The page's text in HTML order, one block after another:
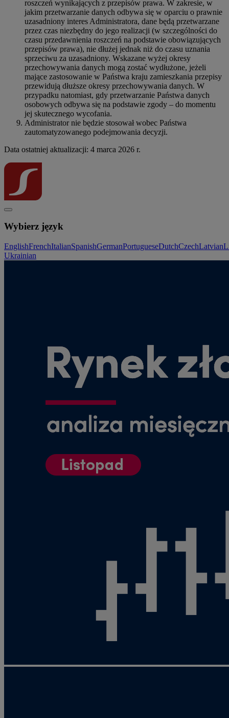
roszczeń wynikających z przepisów prawa. W zakresie, w
jakim przetwarzanie danych odbywa się w oparciu o prawnie
uzasadniony interes Administratora, dane będą przetwarzane
przez czas niezbędny do jego realizacji (w szczególności do
czasu przedawnienia roszczeń na podstawie obowiązujących
przepisów prawa), nie dłużej jednak niż do czasu uznania
sprzeciwu za uzasadniony. Wskazane wyżej okresy
przechowywania danych mogą zostać wydłużone, jeżeli
mające zastosowanie w Państwa kraju zamieszkania przepisy
przewidują dłuższe okresy przechowywania danych. W
przypadku natomiast, gdy przetwarzanie Państwa danych
osobowych odbywa się na podstawie zgody – do momentu
jej skutecznego wycofania.
Administrator nie będzie stosował wobec Państwa
zautomatyzowanego podejmowania decyzji.
Data ostatniej aktualizacji: 4 marca 2026 r.
Wybierz język
EnglishFrenchItalianSpanishGermanPortugueseDutchCzechLatvian
Ukrainian